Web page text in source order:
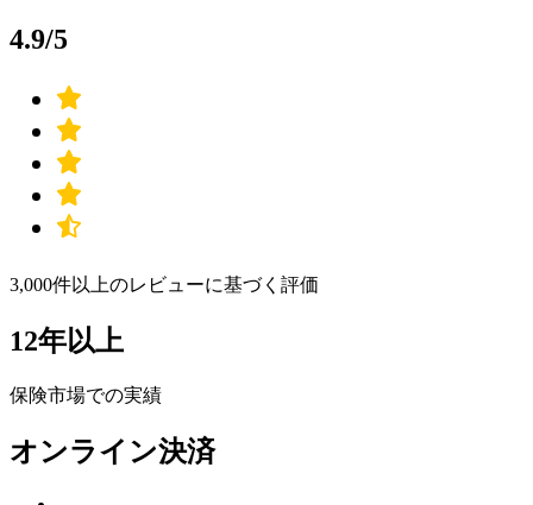
4.9/5
3,000件以上のレビューに基づく評価
12年以上
保険市場での実績
オンライン決済